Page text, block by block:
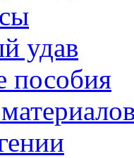
удав
пособия